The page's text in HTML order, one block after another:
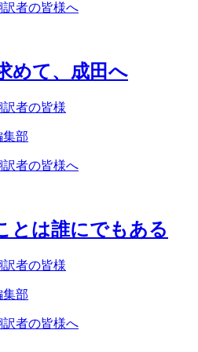
者の皆様へ
めて、成田へ
者の皆様
集部
者の皆様へ
とは誰にでもある
者の皆様
集部
者の皆様へ